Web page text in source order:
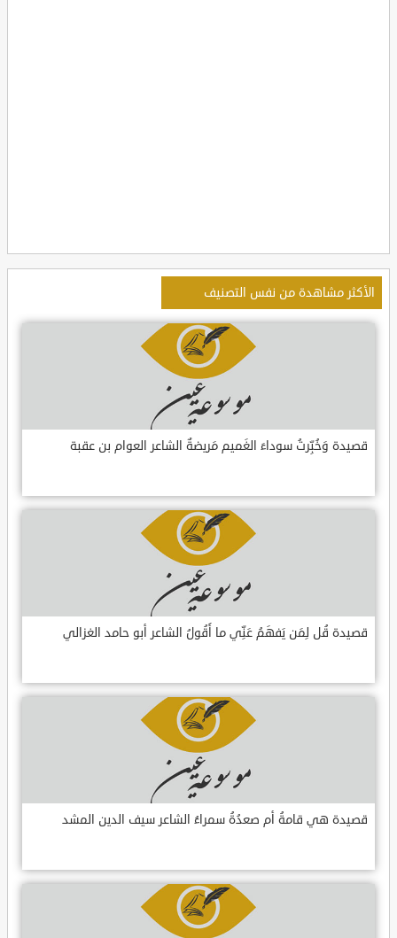
الأكثر مشاهدة من نفس التصنيف
قصيدة وَخُبِّرتُ سوداءَ الغَميم مَريضةٌ الشاعر العوام بن عقبة
قصيدة قُل لِمَن يَفهَمُ عَنِّي ما أَقُولُ الشاعر أبو حامد الغزالي
قصيدة هي قامةُ أم صعدُةُ سمراءُ الشاعر سيف الدين المشد